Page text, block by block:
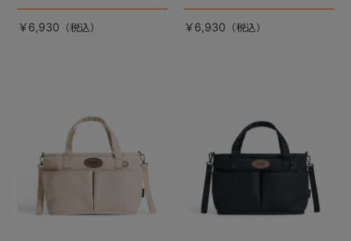
ナークッション登場。
￥6,930
ナークッション登場。
￥6,930